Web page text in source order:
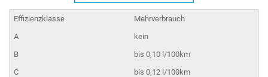
Mehrverbrauch
kein
bis 0,10 l/100km
bis 0,12 l/100km